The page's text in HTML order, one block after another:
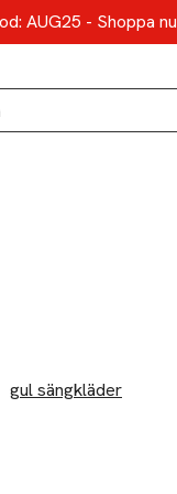
AUG25 - Shoppa nu
gul sängkläder